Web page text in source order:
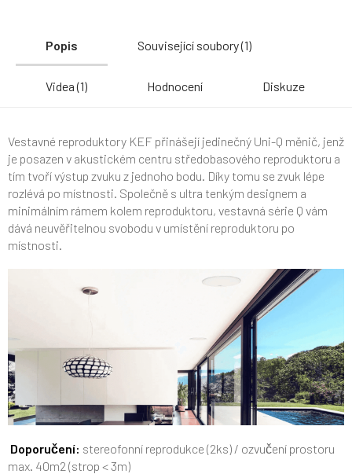
Popis Související soubory (1)
Videa (1) Hodnocení Diskuze
Vestavné reproduktory KEF přinášejí jedinečný Uni-Q měnič, jenž
je posazen v akustickém centru středobasového reproduktoru a
tím tvoří výstup zvuku z jednoho bodu. Díky tomu se zvuk lépe
rozlévá po místnosti. Společně s ultra tenkým designem a
minimálním rámem kolem reproduktoru, vestavná série Q vám
dává neuvěřitelnou svobodu v umístění reproduktoru po
místnosti.
Doporučení: stereofonní reprodukce (2ks) / ozvučení prostoru
max. 40m2 (strop < 3m)